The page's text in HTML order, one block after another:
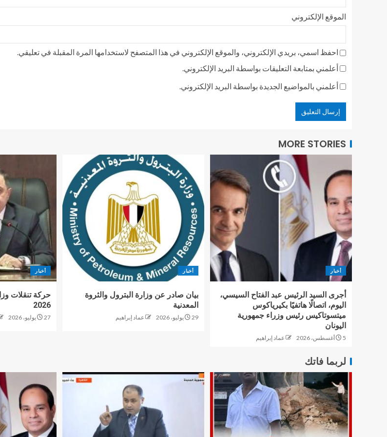
الموقع الإلكتروني
احفظ اسمي، بريدي الإلكتروني، والموقع الإلكتروني في هذا المتصفح لاستخدامها المرة المقبلة في تعليقي.
أعلمني بمتابعة التعليقات بواسطة البريد الإلكتروني.
أعلمني بالمواضيع الجديدة بواسطة البريد الإلكتروني.
MORE STORIES
أخبار
أجرى السيد الرئيس عبد الفتاح السيسي،
اليوم، اتصالًا هاتفيًا بكيرياكوس
ميتسوتاكيس رئيس وزراء جمهورية
اليونان
5 أغسطس، 2026 عماد إبراهيم
أخبار
بيان صادر عن وزارة البترول والثروة
المعدنية
29 يوليو، 2026 عماد إبراهيم
أخبار
حركة تنقلات
2026
27 يوليو، 2026
لربما فاتك